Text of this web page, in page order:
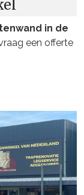
in de
een offerte